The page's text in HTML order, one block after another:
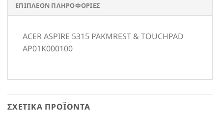
ΕΠΙΠΛΈΟΝ ΠΛΗΡΟΦΟΡΊΕΣ
ACER ASPIRE 5315 PAKMREST & TOUCHPAD
AP01K000100
ΣΧΕΤΙΚΆ ΠΡΟΪΌΝΤΑ